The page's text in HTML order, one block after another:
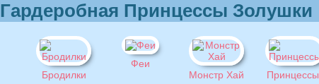
Гардеробная Принцессы Золушки
Бродилки
Феи
Монстр Хай
Принцессы